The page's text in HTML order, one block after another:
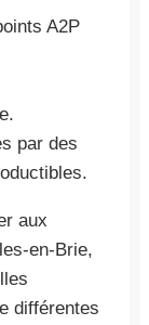
A2P
par des
aux
en-Brie,
différentes